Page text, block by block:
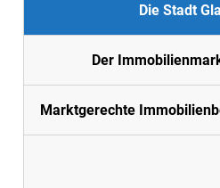
Die Stadt
Der
Marktgerechte